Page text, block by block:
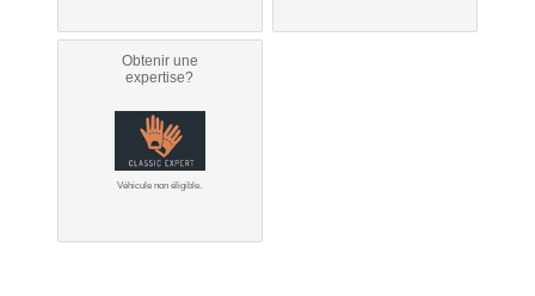
Obtenir une
expertise?
Véhicule non éligible.